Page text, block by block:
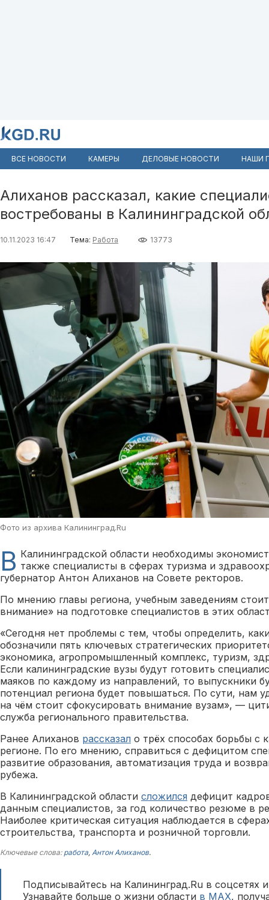
ВСЕ НОВОСТИ КАМЕРЫ ДЕЛОВЫЕ НОВОСТИ НАШИ
Алиханов рассказал, какие
востребованы в Калининградской
10.11.2023 16:47 Тема: Работа 13773
Фото из архива Калининград.Ru
В Калининградской области необходимы
также специалисты в сферах туризма и
губернатор Антон Алиханов на Совете ректоров.
По мнению главы региона, учебным заведениям
внимание» на подготовке специалистов в этих
«Сегодня нет проблемы с тем, чтобы определить,
обозначили пять ключевых стратегических
экономика, агропромышленный комплекс, туризм,
Если калининградские вузы будут готовить
маяков по каждому из направлений, то выпускники
потенциал региона будет повышаться. По сути, нам
на чём стоит сфокусировать внимание вузам», —
служба регионального правительства.
Ранее Алиханов рассказал о трёх способах борьбы с
регионе. По его мнению, справиться с дефицитом
развитие образования, автоматизация труда и
рубежа.
В Калининградской области сложился дефицит
данным специалистов, за год количество резюме в
Наиболее критическая ситуация наблюдается в
строительства, транспорта и розничной торговли.
Ключевые слова: работа, Антон Алиханов.
Подписывайтесь на Калининград.Ru в соцсетях
Узнавайте больше о жизни области в MAX,